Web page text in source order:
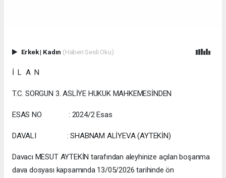
Erkek| Kadın (Haberi Sesli Oku)
İ L A N
T.C. SORGUN 3. ASLİYE HUKUK MAHKEMESİNDEN
ESAS NO : 2024/2 Esas
DAVALI : SHABNAM ALİYEVA (AYTEKİN)
Davacı MESUT AYTEKİN tarafından aleyhinize açılan boşanma
dava dosyası kapsamında 13/05/2026 tarihinde ön